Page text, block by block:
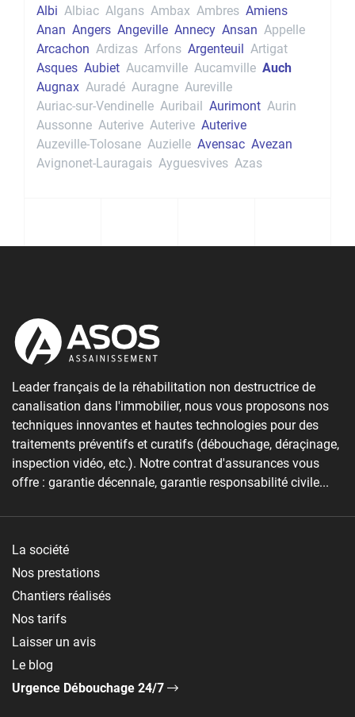
Albi Albiac Algans Ambax Ambres Amiens
Anan Angers Angeville Annecy Ansan Appelle
Arcachon Ardizas Arfons Argenteuil Artigat
Asques Aubiet Aucamville Aucamville Auch
Augnax Auradé Auragne Aureville
Auriac-sur-Vendinelle Auribail Aurimont Aurin
Aussonne Auterive Auterive Auterive
Auzeville-Tolosane Auzielle Avensac Avezan
Avignonet-Lauragais Ayguesvives Azas
Leader français de la réhabilitation non destructrice de
canalisation dans l'immobilier, nous vous proposons nos
techniques innovantes et hautes technologies pour des
traitements préventifs et curatifs (débouchage, déraçinage,
inspection vidéo, etc.). Notre contrat d'assurances vous
offre : garantie décennale, garantie responsabilité civile...
La société
Nos prestations
Chantiers réalisés
Nos tarifs
Laisser un avis
Le blog
Urgence Débouchage 24/7